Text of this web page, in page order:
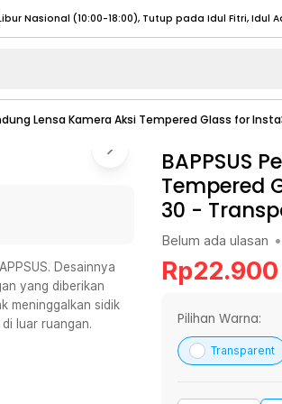
- Minggu (08:00 - 20:00), Tutup pada Idul Fitri
Libur Nasional (08:00 - 17:00) Selengkapnya
Libur Nasional (08:00 - 17:00) Selengkapnya
Nasional (12:00-20:00), Tutup pada Idul Fitri
Nasional (12:00-20:00), Tutup pada Idul Fitri
- Minggu (08:00 - 20:00), Tutup pada Idul Fitri
Libur Nasional (08:00 - 17:00) Selengkapnya
Lensa Kamera Aksi Tempered Glass for
Desainnya
yang diberikan
meninggalkan sidik
luar ruangan.
BAPPSUS
Tempered
30 -
Belum ada ulasan •
Rp22.900
Pilihan Warna:
Transparent